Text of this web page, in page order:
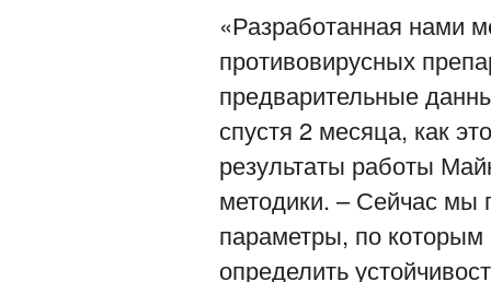
«Разработанная нами
противовирусных
предварительные
спустя 2 месяца, как
результаты работы
методики. – Сейчас мы
параметры, по
определить